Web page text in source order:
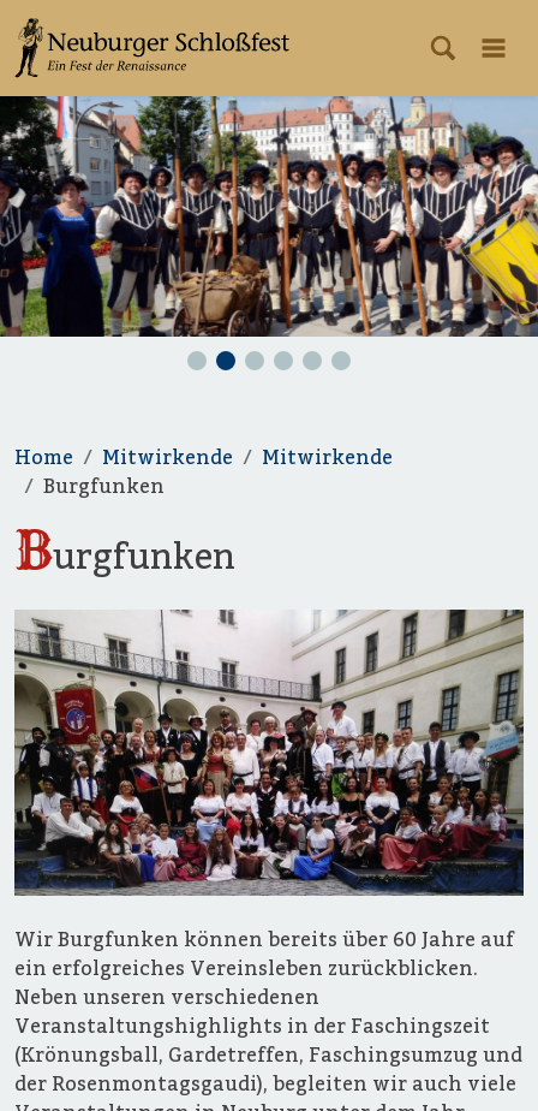
Home Mitwirkende
Mitwirkende
Burgfunken
Burgfunken
Wir Burgfunken können bereits über 60 Jahre auf
ein erfolgreiches Vereinsleben zurückblicken.
Neben unseren verschiedenen
Veranstaltungshighlights in der Faschingszeit
(Krönungsball, Gardetreffen, Faschingsumzug und
der Rosenmontagsgaudi), begleiten wir auch viele